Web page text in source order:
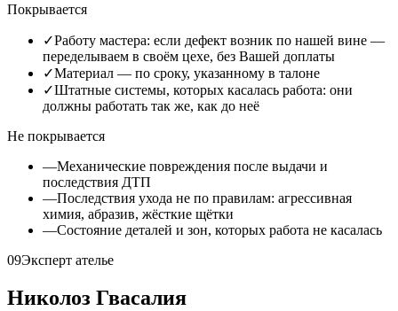
Покрывается
✓Работу мастера: если дефект возник по нашей вине —
переделываем в своём цехе, без Вашей доплаты
✓Материал — по сроку, указанному в талоне
✓Штатные системы, которых касалась работа: они
должны работать так же, как до неё
Не покрывается
—Механические повреждения после выдачи и
последствия ДТП
—Последствия ухода не по правилам: агрессивная
химия, абразив, жёсткие щётки
—Состояние деталей и зон, которых работа не касалась
09Эксперт ателье
Николоз Гвасалия